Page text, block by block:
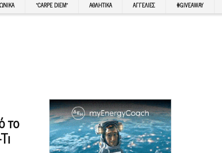
“CARPE DIEM” ΑΘΛΗΤΙΚΆ ΑΓΓΕΛΊΕΣ #GIVEAWAY
το